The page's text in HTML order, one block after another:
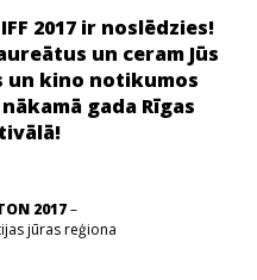
2017 ir noslēdzies!
un ceram Jūs
un kino notikumos
gada Rīgas
2017–
jūras reģiona